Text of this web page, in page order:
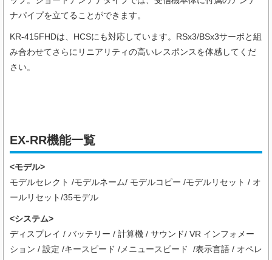
ナパイプを立てることができます。
KR-415FHDは、HCSにも対応しています。RSx3/BSx3サーボと組
み合わせてさらにリニアリティの高いレスポンスを体感してくだ
さい。
EX-RR機能一覧
<モデル>
モデルセレクト /モデルネーム/ モデルコピー /モデルリセット / オ
ールリセット/35モデル
<システム>
ディスプレイ / バッテリー / 計算機 / サウンド/ VR インフォメー
ション / 設定 /キースピード /メニュースピード /表示言語 / オペレ